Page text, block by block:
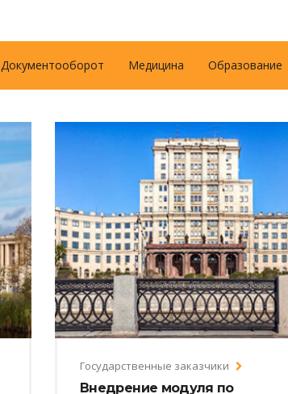
Документооборот Медицина Образование
Государственные заказчики
Внедрение модуля по